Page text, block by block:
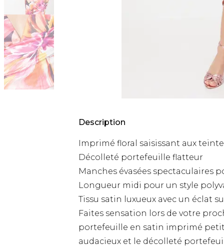
Description
Imprimé floral saisissant aux
Décolleté portefeuille flatteur
Manches évasées spectaculaires
Longueur midi pour un style
Tissu satin luxueux avec un éclat
Faites sensation lors de votre
portefeuille en satin imprimé
audacieux et le décolleté